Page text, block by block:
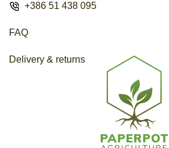
+386 51 438 095
FAQ
Delivery & returns